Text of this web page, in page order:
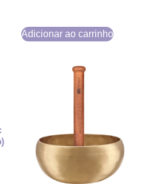
Adicionar ao carrinho